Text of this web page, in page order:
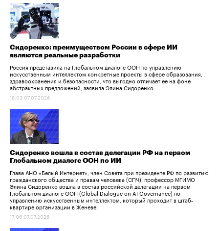
Сидоренко: преимуществом России в сфере ИИ
являются реальные разработки
Россия представила на Глобальном диалоге ООН по управлению
искусственным интеллектом конкретные проекты в сфере образования,
здравоохранения и безопасности, что выгодно отличает ее на фоне
абстрактных предложений, заявила Элина Сидоренко.
18:03 07.07.2026
Сидоренко вошла в состав делегации РФ на первом
Глобальном диалоге ООН по ИИ
Глава АНО «Белый Интернет», член Совета при президенте РФ по развитию
гражданского общества и правам человека (СПЧ), профессор МГИМО
Элина Сидоренко вошла в состав российской делегации на первом
Глобальном диалоге ООН (Global Dialogue on AI Governance) по
управлению искусственным интеллектом, который проходит в штаб-
квартире организации в Женеве.
17:06 07.07.2026